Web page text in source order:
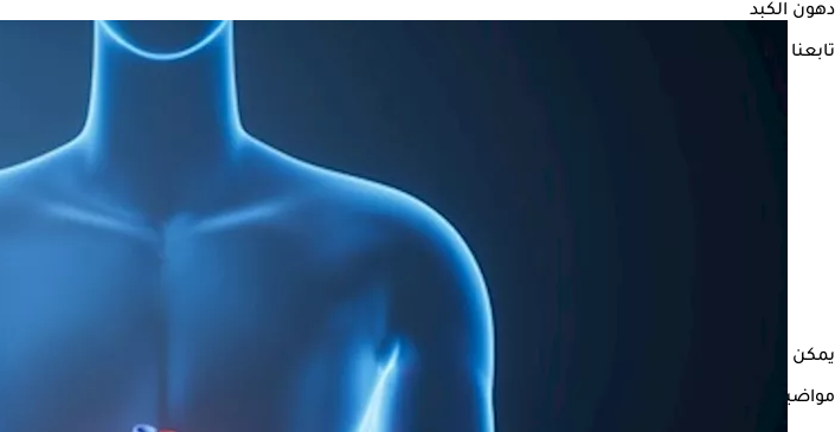
دهون الكبد
تابعنا على
يمكن تقليل بصورة طبيعية عن طريق تناول مجموعة من المشروبات ضمن النظام الغذائي اليومي.
مواضيع ذات صلة